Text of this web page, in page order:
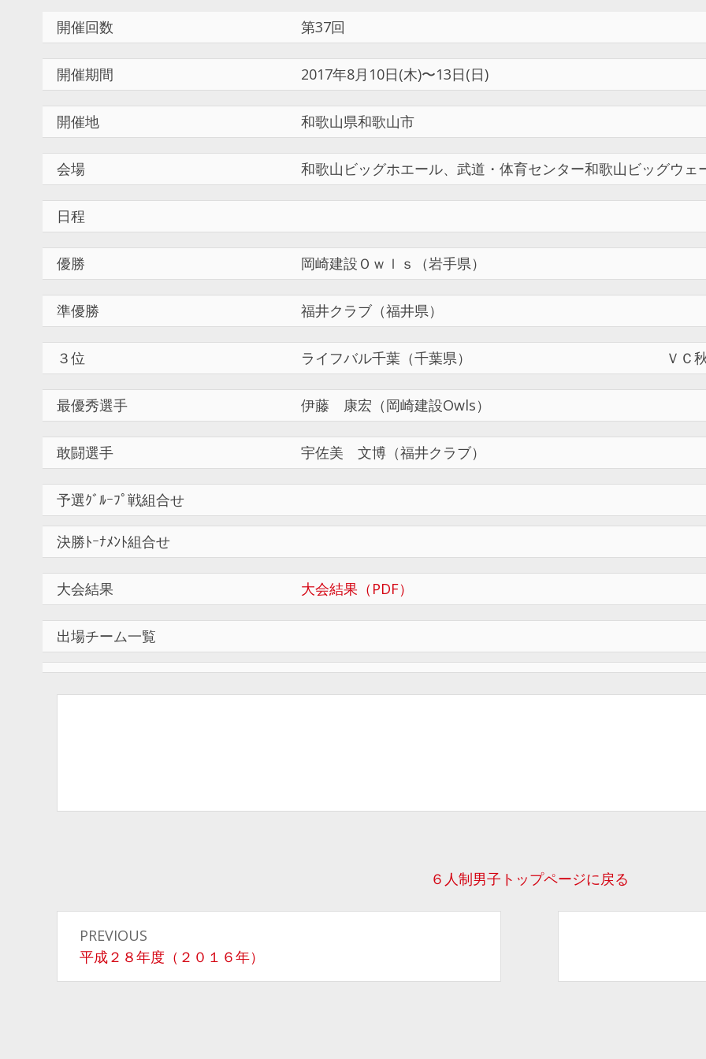
開催回数 第37回
開催期間 2017年8月10日(木)〜13日(日)
開催地 和歌山県和歌山市
会場 和歌山ビッグホエール、武道・体育センター和歌山ビッグウェ
日程
優勝 岡崎建設Ｏｗｌｓ（岩手県）
準優勝 福井クラブ（福井県）
３位 ライフバル千葉（千葉県） ＶＣ
最優秀選手 伊藤 康宏（岡崎建設Owls）
敢闘選手 宇佐美 文博（福井クラブ）
予選ｸﾞﾙｰﾌﾟ戦組合せ
決勝ﾄｰﾅﾒﾝﾄ組合せ
大会結果 大会結果（PDF）
出場チーム一覧
６人制男子トップページに戻る
稿
ナ
PREVIOUS
Previous
post:
平成２８年度（２０１６年）